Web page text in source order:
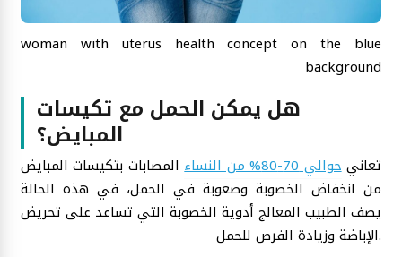
woman with uterus health concept on the blue
background
هل يمكن الحمل مع تكيسات
المبايض؟
تعانيحوالي 70-80% من النساء
المصابات بتكيسات المبايض
من انخفاض الخصوبة وصعوبة في الحمل، في هذه الحالة
يصف الطبيب المعالج أدوية الخصوبة التي تساعد على تحريض
الإباضة وزيادة الفرص للحمل.